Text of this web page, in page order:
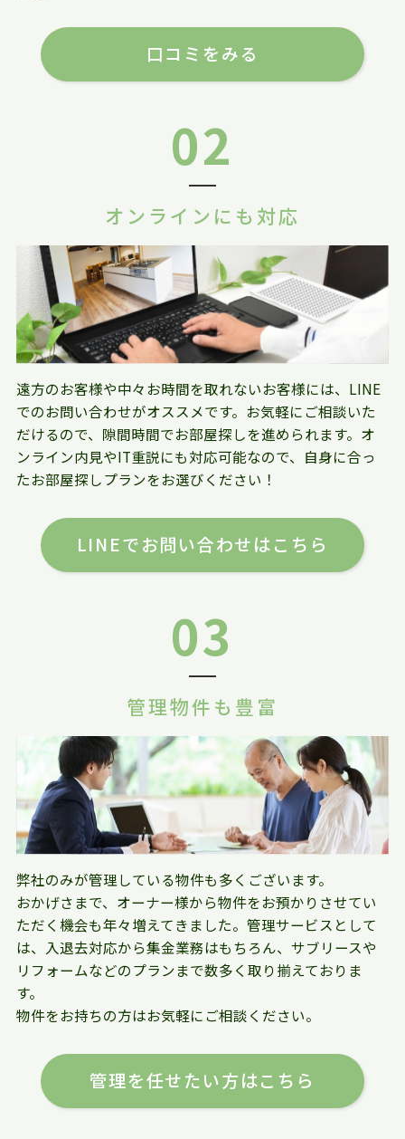
口コミをみる
02
オンラインにも対応
遠方のお客様や中々お時間を取れないお客様には、LINE
でのお問い合わせがオススメです。お気軽にご相談いた
だけるので、隙間時間でお部屋探しを進められます。オ
ンライン内見やIT重説にも対応可能なので、自身に合っ
たお部屋探しプランをお選びください！
LINEでお問い合わせはこちら
03
管理物件も豊富
弊社のみが管理している物件も多くございます。
おかげさまで、オーナー様から物件をお預かりさせてい
ただく機会も年々増えてきました。管理サービスとして
は、入退去対応から集金業務はもちろん、サブリースや
リフォームなどのプランまで数多く取り揃えておりま
す。
物件をお持ちの方はお気軽にご相談ください。
管理を任せたい方はこちら